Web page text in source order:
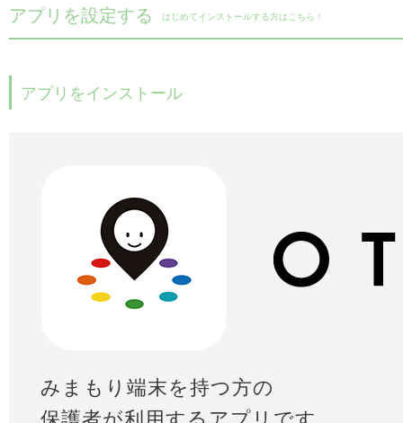
アプリを設定する はじめてインストールする方はこちら！
アプリをインストール
みまもり端末を持つ方の